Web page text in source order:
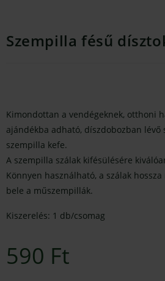
Szempilla fésű
Kimondottan a vendégeknek, otthoni
ajándékba adható, díszdobozban lévő
szempilla kefe.
A szempilla szálak kifésülésére
Könnyen használható, a szálak
bele a műszempillák.
Kiszerelés: 1 db/csomag
590 Ft